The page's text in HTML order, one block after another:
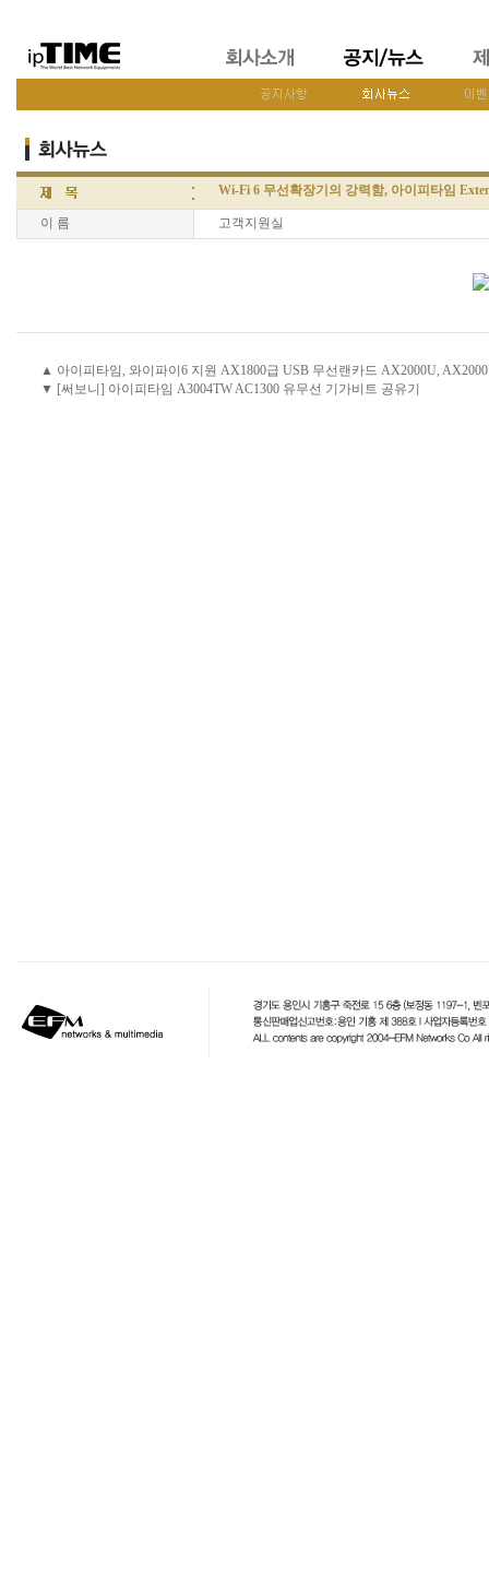
Wi-Fi 6 무선확장기의 강력함, 아이피타임
이 름 고객지원실
▲ 아이피타임, 와이파이6 지원 AX1800급 USB 무선랜카드 AX2000U,
▼ [써보니] 아이피타임 A3004TW AC1300 유무선 기가비트 공유기